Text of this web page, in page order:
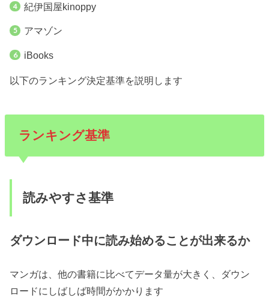
紀伊国屋kinoppy
アマゾン
iBooks
以下のランキング決定基準を説明します
ランキング基準
読みやすさ基準
ダウンロード中に読み始めることが出来るか
マンガは、他の書籍に比べてデータ量が大きく、ダウン
ロードにしばしば時間がかかります